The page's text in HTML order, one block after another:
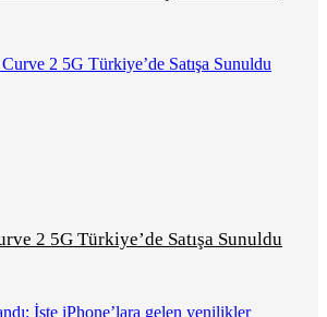
2 5G Türkiye’de Satışa Sunuldu